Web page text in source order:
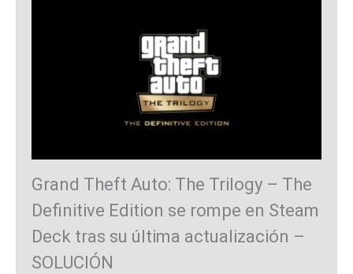
Grand Theft Auto: The Trilogy – The
Definitive Edition se rompe en Steam
Deck tras su última actualización –
SOLUCIÓN